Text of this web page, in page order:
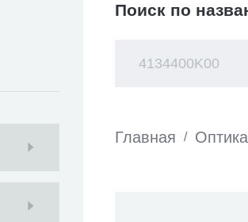
Поиск по
Главная / Оптика